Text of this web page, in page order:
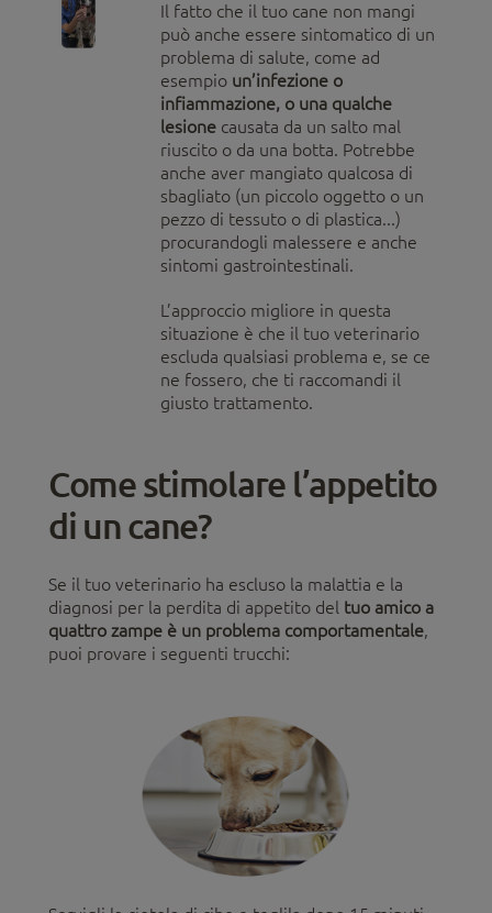
Il fatto che il tuo cane non mangi
può anche essere sintomatico di un
problema di salute, come ad
esempio un’infezione o
infiammazione, o una qualche
lesione causata da un salto mal
riuscito o da una botta. Potrebbe
anche aver mangiato qualcosa di
sbagliato (un piccolo oggetto o un
pezzo di tessuto o di plastica...)
procurandogli malessere e anche
sintomi gastrointestinali.
L’approccio migliore in questa
situazione è che il tuo veterinario
escluda qualsiasi problema e, se ce
ne fossero, che ti raccomandi il
giusto trattamento.
Come stimolare l’appetito
di un cane?
Se il tuo veterinario ha escluso la malattia e la
diagnosi per la perdita di appetito del tuo amico a
quattro zampe è un problema comportamentale,
puoi provare i seguenti trucchi: